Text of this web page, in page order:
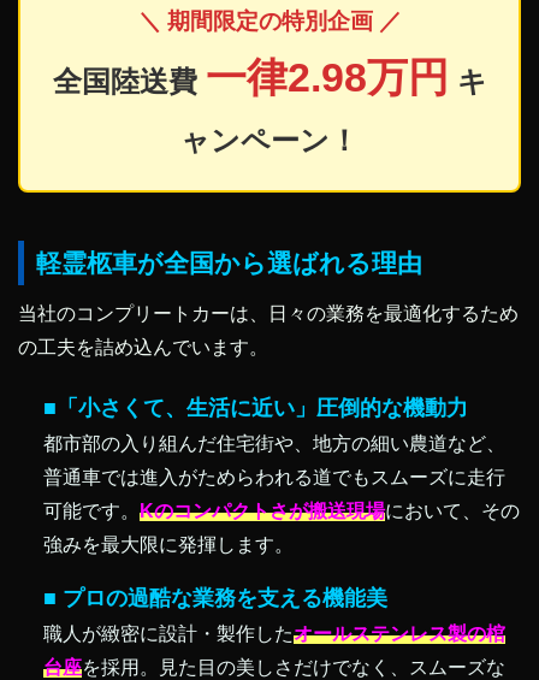
＼ 期間限定の特別企画 ／
全国陸送費 一律2.98万円 キ
ャンペーン！
軽霊柩車が全国から選ばれる理由
当社のコンプリートカーは、日々の業務を最適化するため
の工夫を詰め込んでいます。
■「小さくて、生活に近い」圧倒的な機動力
都市部の入り組んだ住宅街や、地方の細い農道など、
普通車では進入がためらわれる道でもスムーズに走行
可能です。 Kのコンパクトさが搬送現場において、その
強みを最大限に発揮します。
■ プロの過酷な業務を支える機能美
職人が緻密に設計・製作したオールステンレス製の棺
台座を採用。見た目の美しさだけでなく、スムーズな